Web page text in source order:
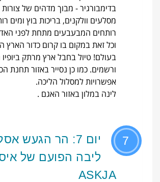
בדימבורגיר - מבוך מדהים של צורות
מסלעים וולקנים, בריכות בוץ ומים
רותחים המבעבעים מתחת לפני
וכל זאת במקום בו קרום כדור הארץ
בעולם! טיול בחבל ארץ מרתק ביופיו
ורשמים. כמו כן נסייר באזור
אפשרויות למסלול הליכה.
לינה במלון באזור האגם .
7
יום 7: הר הגעש
ליבה הפועם של
ASKJA